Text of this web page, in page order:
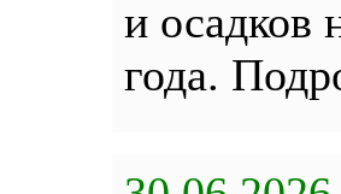
и осадков
года.